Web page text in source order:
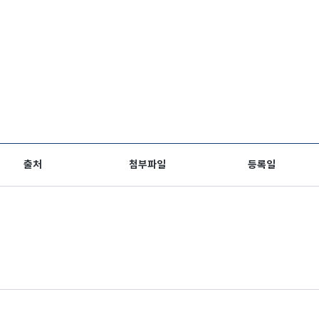
출처 첨부파일 등록일